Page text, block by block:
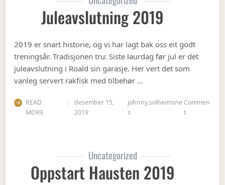
Juleavslutning 2019
2019 er snart historie, og vi har lagt bak oss eit godt
treningsår. Tradisjonen tru: Siste laurdag før jul er det
juleavslutning i Roald sin garasje. Her vert det som
vanleg servert rakfisk med tilbehør …
READ
MORE
desember 15,
2019
johnny.solheimsne
s
Commen
ton
Uncategorized
Oppstart Hausten 2019